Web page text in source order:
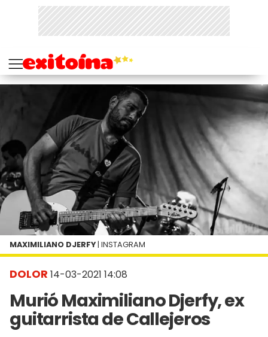
DOLOR 14-03-2021 14:08
Murió Maximiliano Djerfy, ex
guitarrista de Callejeros
MAXIMILIANO DJERFY| INSTAGRAM